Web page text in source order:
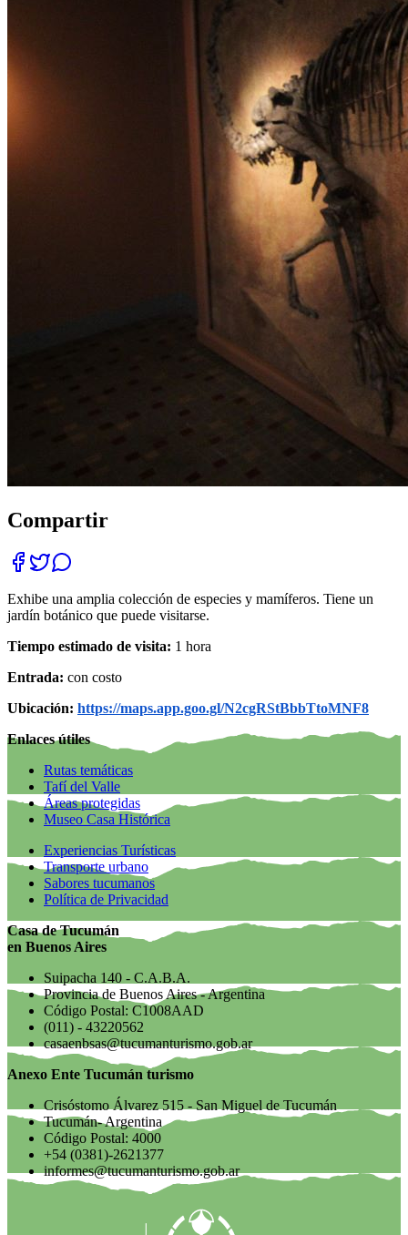
Compartir
Exhibe una amplia colección de especies y mamíferos. Tiene un
jardín botánico que puede visitarse.
Tiempo estimado de visita: 1 hora
Entrada: con costo
Ubicación: https://maps.app.goo.gl/N2cgRStBbbTtoMNF8
Enlaces útiles
Rutas temáticas
Tafí del Valle
Áreas protegidas
Museo Casa Histórica
Experiencias Turísticas
Transporte urbano
Sabores tucumanos
Política de Privacidad
Casa de Tucumán
en Buenos Aires
Suipacha 140 - C.A.B.A.
Provincia de Buenos Aires - Argentina
Código Postal: C1008AAD
(011) - 43220562
casaenbsas@tucumanturismo.gob.ar
Anexo Ente Tucumán turismo
Crisóstomo Álvarez 515 - San Miguel de Tucumán
Tucumán- Argentina
Código Postal: 4000
+54 (0381)-2621377
informes@tucumanturismo.gob.ar